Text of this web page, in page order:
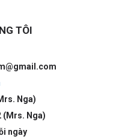
TÔI
Nga)
(Mrs. Nga)
ngày